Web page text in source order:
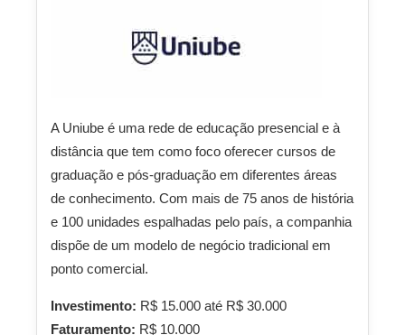
A Uniube é uma rede de educação presencial e à
distância que tem como foco oferecer cursos de
graduação e pós-graduação em diferentes áreas
de conhecimento. Com mais de 75 anos de história
e 100 unidades espalhadas pelo país, a companhia
dispõe de um modelo de negócio tradicional em
ponto comercial.
Investimento: R$ 15.000 até R$ 30.000
Faturamento: R$ 10.000